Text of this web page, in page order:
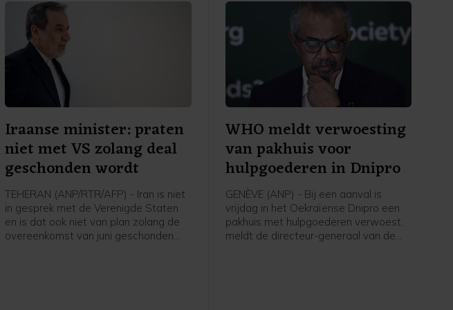
Iraanse minister: praten
niet met VS zolang deal
geschonden wordt
TEHERAN (ANP/RTR/AFP) - Iran is niet
in gesprek met de Verenigde Staten
en is dat ook niet van plan zolang de
overeenkomst van juni geschonden
WHO meldt verwoesting
van pakhuis voor
hulpgoederen in Dnipro
GENÈVE (ANP) - Bij een aanval is
vrijdag in het Oekraïense Dnipro een
pakhuis met hulpgoederen verwoest,
meldt de directeur-generaal van de